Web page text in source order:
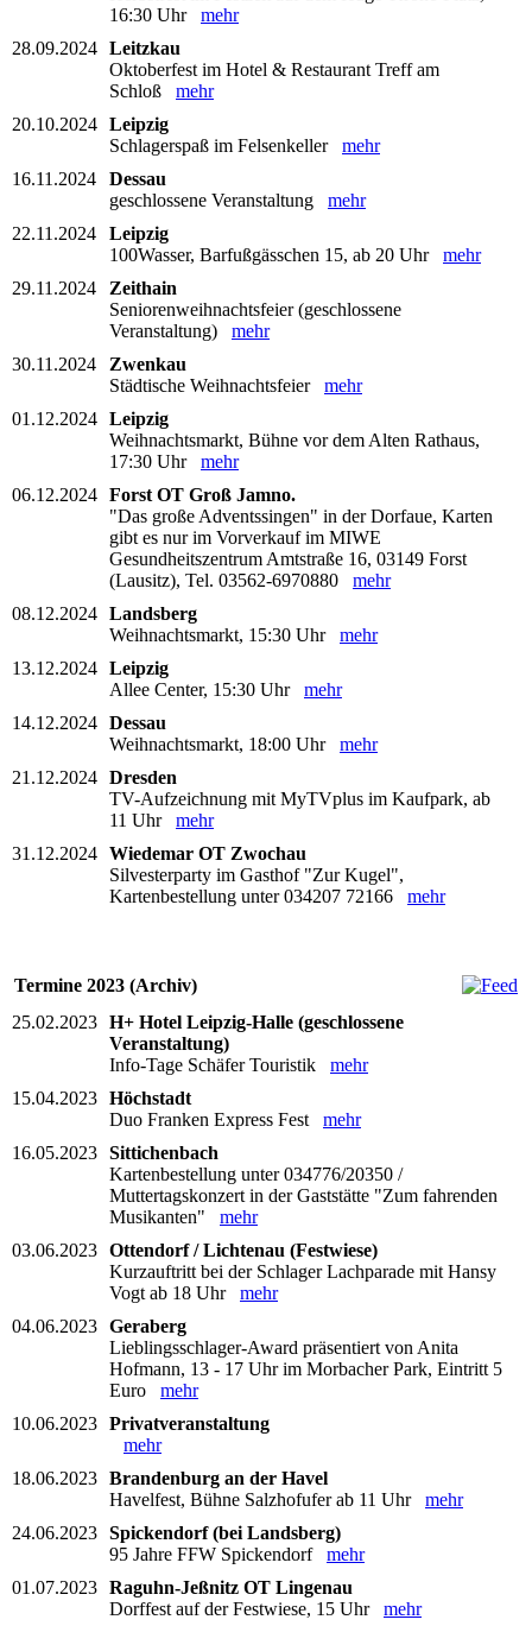
16:30 Uhr mehr
28.09.2024 Leitzkau
Oktoberfest im Hotel & Restaurant Treff am
Schloß mehr
20.10.2024 Leipzig
Schlagerspaß im Felsenkeller mehr
16.11.2024
Dessau
geschlossene Veranstaltung mehr
22.11.2024
Leipzig
100Wasser, Barfußgässchen 15, ab 20 Uhr mehr
29.11.2024
Zeithain
Seniorenweihnachtsfeier (geschlossene
Veranstaltung) mehr
30.11.2024
Zwenkau
Städtische Weihnachtsfeier mehr
01.12.2024 Leipzig
Weihnachtsmarkt, Bühne vor dem Alten Rathaus,
17:30 Uhr mehr
06.12.2024 Forst OT Groß Jamno.
"Das große Adventssingen" in der Dorfaue, Karten
gibt es nur im Vorverkauf im MIWE
Gesundheitszentrum Amtstraße 16, 03149 Forst
(Lausitz), Tel. 03562-6970880 mehr
08.12.2024 Landsberg
Weihnachtsmarkt, 15:30 Uhr mehr
13.12.2024 Leipzig
Allee Center, 15:30 Uhr mehr
14.12.2024 Dessau
Weihnachtsmarkt, 18:00 Uhr mehr
21.12.2024 Dresden
TV-Aufzeichnung mit MyTVplus im Kaufpark, ab
11 Uhr mehr
31.12.2024 Wiedemar OT Zwochau
Silvesterparty im Gasthof "Zur Kugel",
Kartenbestellung unter 034207 72166 mehr
Termine 2023 (Archiv)
25.02.2023 H+ Hotel Leipzig-Halle (geschlossene
Veranstaltung)
Info-Tage Schäfer Touristik mehr
15.04.2023 Höchstadt
Duo Franken Express Fest mehr
16.05.2023 Sittichenbach
Kartenbestellung unter 034776/20350 /
Muttertagskonzert in der Gaststätte "Zum fahrenden
Musikanten" mehr
03.06.2023 Ottendorf / Lichtenau (Festwiese)
Kurzauftritt bei der Schlager Lachparade mit Hansy
Vogt ab 18 Uhr mehr
04.06.2023 Geraberg
Lieblingsschlager-Award präsentiert von Anita
Hofmann, 13 - 17 Uhr im Morbacher Park, Eintritt 5
Euro mehr
10.06.2023 Privatveranstaltung
mehr
18.06.2023 Brandenburg an der Havel
Havelfest, Bühne Salzhofufer ab 11 Uhr mehr
24.06.2023 Spickendorf (bei Landsberg)
95 Jahre FFW Spickendorf mehr
01.07.2023 Raguhn-Jeßnitz OT Lingenau
Dorffest auf der Festwiese, 15 Uhr mehr